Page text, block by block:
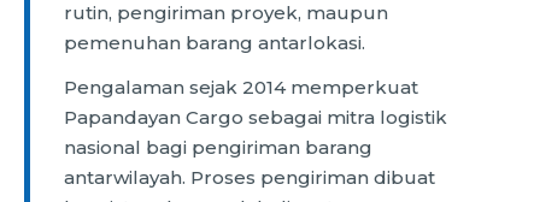
rutin, pengiriman proyek, maupun
pemenuhan barang antarlokasi.
Pengalaman sejak 2014 memperkuat
Papandayan Cargo sebagai mitra logistik
nasional bagi pengiriman barang
antarwilayah. Proses pengiriman dibuat